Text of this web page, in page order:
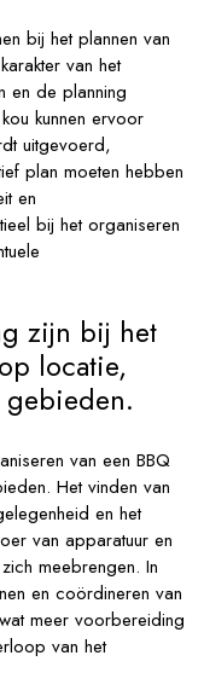
bij het plannen van
van het
en de planning
kunnen ervoor
uitgevoerd,
plan moeten hebben
en
bij het organiseren
zijn bij het
locatie,
van een BBQ
Het vinden van
en het
van apparatuur en
meebrengen. In
en coördineren van
meer voorbereiding
van het